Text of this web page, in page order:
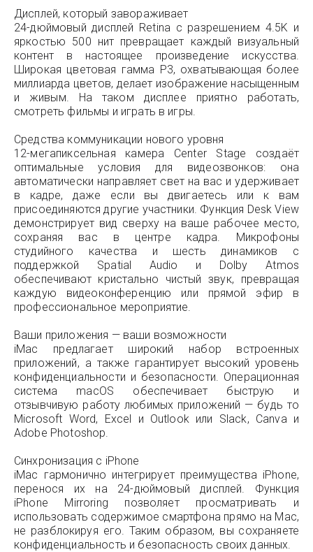
Дисплей, который завораживает
24-дюймовый дисплей Retina с разрешением 4.5K и
яркостью 500 нит превращает каждый визуальный
контент в настоящее произведение искусства.
Широкая цветовая гамма P3, охватывающая более
миллиарда цветов, делает изображение насыщенным
и живым. На таком дисплее приятно работать,
смотреть фильмы и играть в игры.
Средства коммуникации нового уровня
12-мегапиксельная камера Center Stage создаёт
оптимальные условия для видеозвонков: она
автоматически направляет свет на вас и удерживает
в кадре, даже если вы двигаетесь или к вам
присоединяются другие участники. Функция Desk View
демонстрирует вид сверху на ваше рабочее место,
сохраняя вас в центре кадра. Микрофоны
студийного качества и шесть динамиков с
поддержкой Spatial Audio и Dolby Atmos
обеспечивают кристально чистый звук, превращая
каждую видеоконференцию или прямой эфир в
профессиональное мероприятие.
Ваши приложения — ваши возможности
iMac предлагает широкий набор встроенных
приложений, а также гарантирует высокий уровень
конфиденциальности и безопасности. Операционная
система macOS обеспечивает быструю и
отзывчивую работу любимых приложений — будь то
Microsoft Word, Excel и Outlook или Slack, Canva и
Adobe Photoshop.
Синхронизация с iPhone
iMac гармонично интегрирует преимущества iPhone,
перенося их на 24-дюймовый дисплей. Функция
iPhone Mirroring позволяет просматривать и
использовать содержимое смартфона прямо на Mac,
не разблокируя его. Таким образом, вы сохраняете
конфиденциальность и безопасность своих данных.